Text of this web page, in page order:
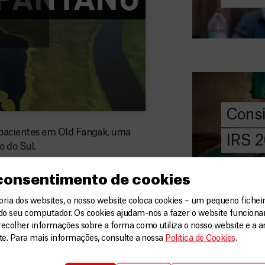
de cookies
dos websites, o nosso website coloca cookies – um pequeno
seu computador. Os cookies ajudam-nos a fazer o website
informações sobre a forma como utiliza o nosso website e a
Para mais informações, consulte a nossa Política de Cookies.
em Old Fangak, uma
do Sul.
DOE
AGORA
IRS
Saiba tudo
IRS: o que é,
preencher, e
MSF com o
DOE
AGORA
Angarie
MSF
A MSF
donativos
humanitária